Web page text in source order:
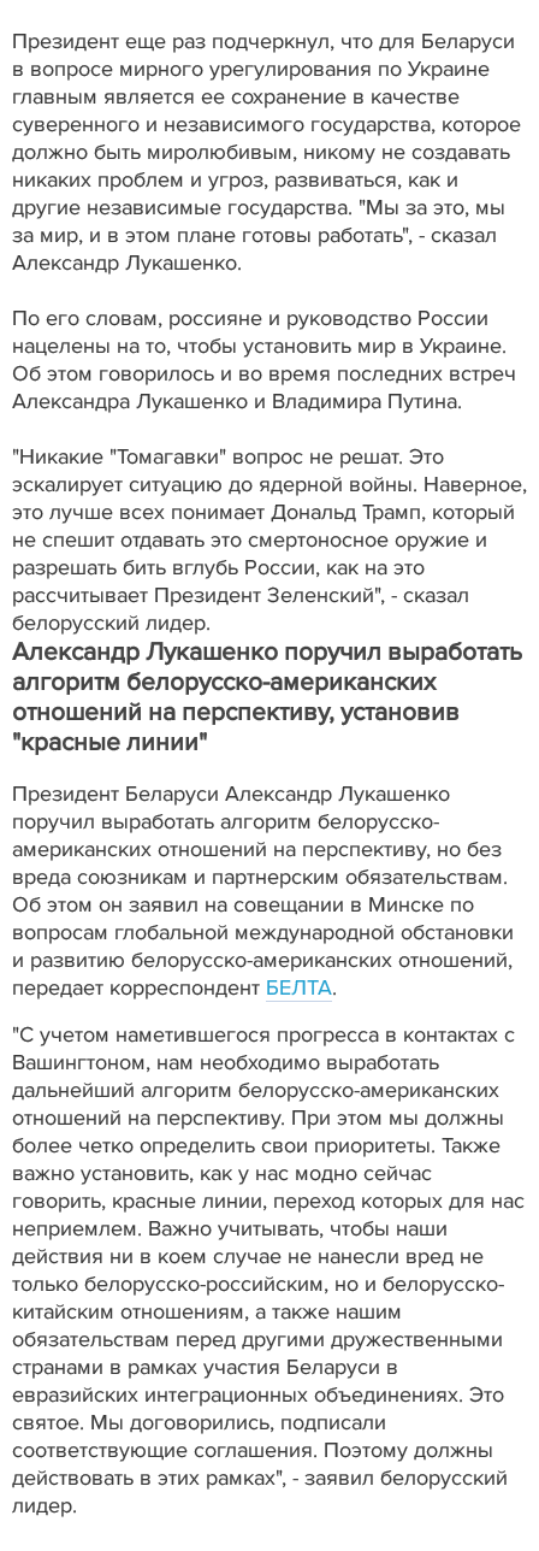
Президент еще раз подчеркнул, что для Беларуси
в вопросе мирного урегулирования по Украине
главным является ее сохранение в качестве
суверенного и независимого государства, которое
должно быть миролюбивым, никому не создавать
никаких проблем и угроз, развиваться, как и
другие независимые государства. "Мы за это, мы
за мир, и в этом плане готовы работать", - сказал
Александр Лукашенко.
По его словам, россияне и руководство России
нацелены на то, чтобы установить мир в Украине.
Об этом говорилось и во время последних встреч
Александра Лукашенко и Владимира Путина.
"Никакие "Томагавки" вопрос не решат. Это
эскалирует ситуацию до ядерной войны. Наверное,
это лучше всех понимает Дональд Трамп, который
не спешит отдавать это смертоносное оружие и
разрешать бить вглубь России, как на это
рассчитывает Президент Зеленский", - сказал
белорусский лидер.
Александр Лукашенко поручил выработать
алгоритм белорусско-американских
отношений на перспективу, установив
"красные линии"
Президент Беларуси Александр Лукашенко
поручил выработать алгоритм белорусско-
американских отношений на перспективу, но без
вреда союзникам и партнерским обязательствам.
Об этом он заявил на совещании в Минске по
вопросам глобальной международной обстановки
и развитию белорусско-американских отношений,
передает корреспондент БЕЛТА.
"С учетом наметившегося прогресса в контактах с
Вашингтоном, нам необходимо выработать
дальнейший алгоритм белорусско-американских
отношений на перспективу. При этом мы должны
более четко определить свои приоритеты. Также
важно установить, как у нас модно сейчас
говорить, красные линии, переход которых для нас
неприемлем. Важно учитывать, чтобы наши
действия ни в коем случае не нанесли вред не
только белорусско-российским, но и белорусско-
китайским отношениям, а также нашим
обязательствам перед другими дружественными
странами в рамках участия Беларуси в
евразийских интеграционных объединениях. Это
святое. Мы договорились, подписали
соответствующие соглашения. Поэтому должны
действовать в этих рамках", - заявил белорусский
лидер.